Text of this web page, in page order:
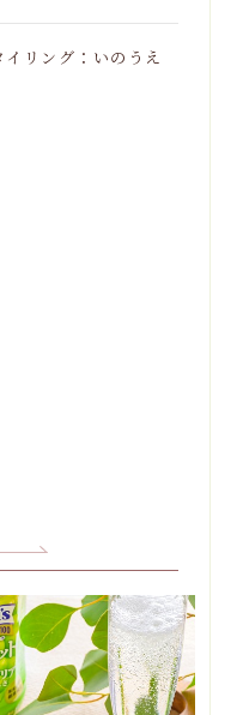
リング：いのうえ